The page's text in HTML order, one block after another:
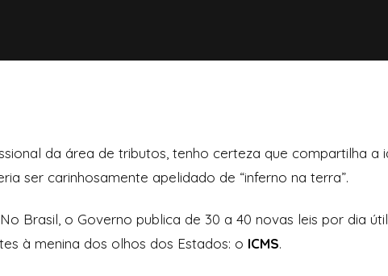
da área de tributos, tenho certeza que compartilha a
ser carinhosamente apelidado de “inferno na terra”.
Brasil, o Governo publica de 30 a 40 novas leis por dia
à menina dos olhos dos Estados: o ICMS.